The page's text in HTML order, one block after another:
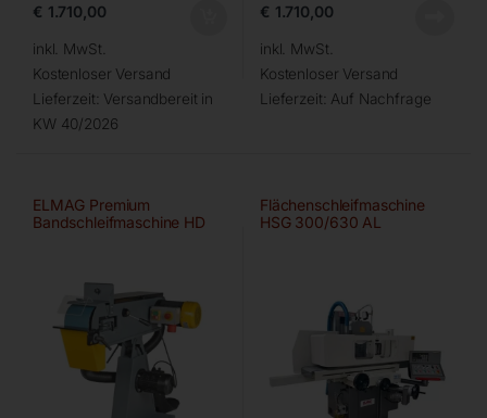
€ 1.710,00
inkl. MwSt.
Kostenloser Versand
Lieferzeit: Versandbereit in
KW 40/2026
€ 1.710,00
inkl. MwSt.
Kostenloser Versand
Lieferzeit: Auf Nachfrage
ELMAG Premium
Bandschleifmaschine HD
Flächenschleifmaschine
HSG 300/630 AL